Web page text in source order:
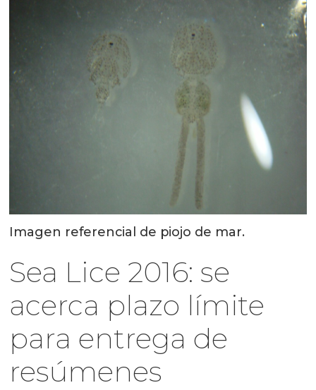
Imagen referencial de piojo de mar.
Sea Lice 2016: se
acerca plazo límite
para entrega de
resúmenes